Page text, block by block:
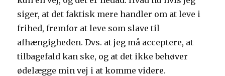
siger, at det faktisk mere handler om at leve i
frihed, fremfor at leve som slave til
afhængigheden. Dvs. at jeg må acceptere, at
tilbagefald kan ske, og at det ikke behøver
ødelægge min vej i at komme videre.